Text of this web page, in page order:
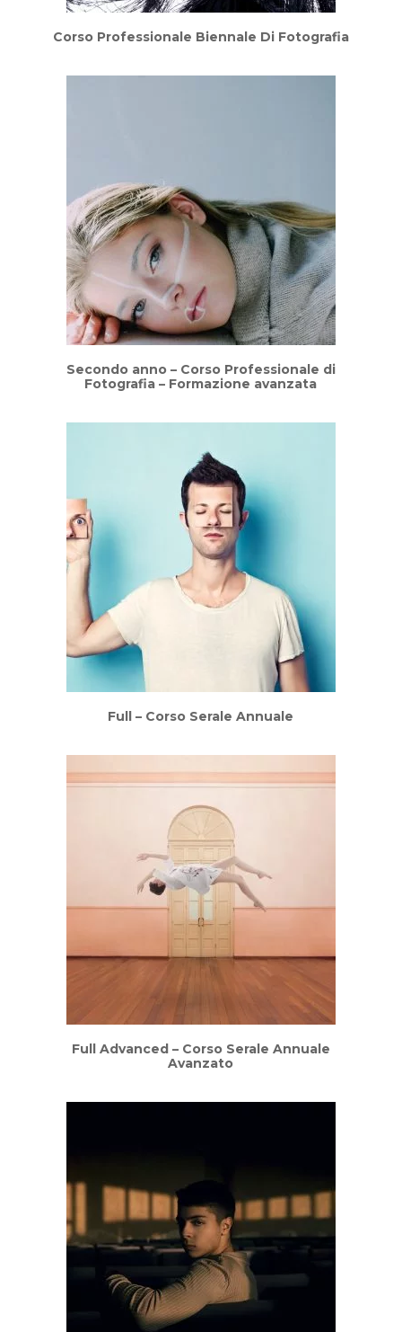
Corso Professionale Biennale Di Fotografia
Secondo anno – Corso Professionale di
Fotografia – Formazione avanzata
Full – Corso Serale Annuale
Full Advanced – Corso Serale Annuale
Avanzato